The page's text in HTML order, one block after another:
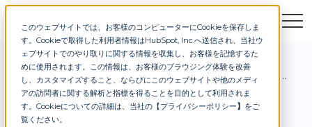
このウェブサイトでは、お客様のコンピューターにCookieを保存しま
す。Cookieで取得した利用者情報はHubSpot, Inc.へ送信され、当社ウ
ェブサイトでのやり取りに関する情報を収集し、お客様を記憶するた
めに使用されます。この情報は、お客様のブラウジング体験を改善
し、カスタマイズすること、ならびにこのウェブサイトや他のメディ
アの訪問者に関する解析と指標を得ることを目的として利用されま
す。Cookieについての詳細は、当社の【プライバシーポリシー】 をご
覧ください。
お問合せ セミナー 資料DL
お知らせ AERA2021年7月5日号に弊社代表石井の対談記事が掲載されました